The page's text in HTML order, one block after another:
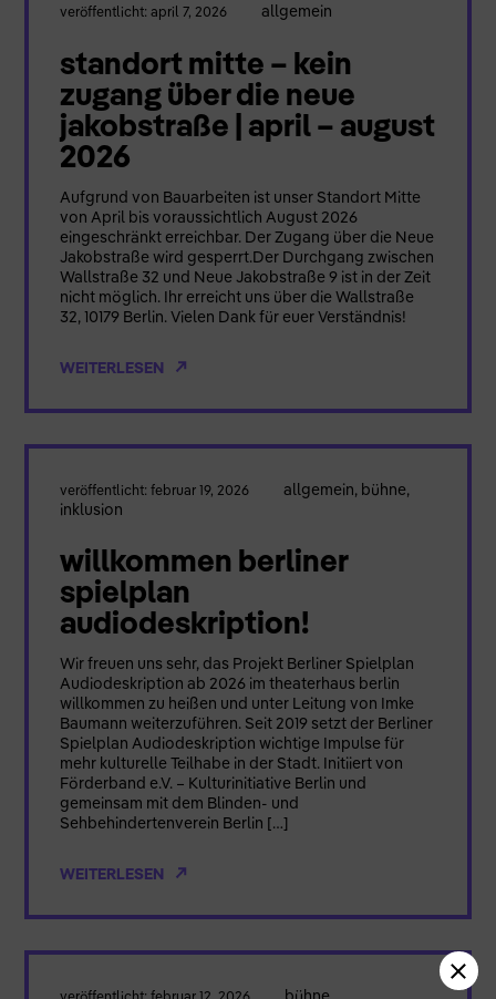
veröffentlicht: april 7, 2026 allgemein
standort mitte – kein
zugang über die neue
jakobstraße | april – august
2026
Aufgrund von Bauarbeiten ist unser Standort Mitte
von April bis voraussichtlich August 2026
eingeschränkt erreichbar. Der Zugang über die Neue
Jakobstraße wird gesperrt.Der Durchgang zwischen
Wallstraße 32 und Neue Jakobstraße 9 ist in der Zeit
nicht möglich. Ihr erreicht uns über die Wallstraße
32, 10179 Berlin. Vielen Dank für euer Verständnis!
WEITERLESEN
veröffentlicht: februar 19, 2026 allgemein, bühne,
inklusion
willkommen berliner
spielplan
audiodeskription!
Wir freuen uns sehr, das Projekt Berliner Spielplan
Audiodeskription ab 2026 im theaterhaus berlin
willkommen zu heißen und unter Leitung von Imke
Baumann weiterzuführen. Seit 2019 setzt der Berliner
Spielplan Audiodeskription wichtige Impulse für
mehr kulturelle Teilhabe in der Stadt. Initiiert von
Förderband e.V. – Kulturinitiative Berlin und
gemeinsam mit dem Blinden- und
Sehbehindertenverein Berlin […]
WEITERLESEN